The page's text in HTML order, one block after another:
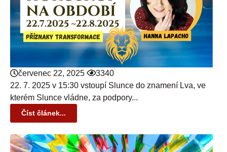
červenec 22, 2025
3340
22. 7. 2025 v 15:30 vstoupí Slunce do znamení Lva, ve
kterém Slunce vládne, za podpory...
Číst článek...